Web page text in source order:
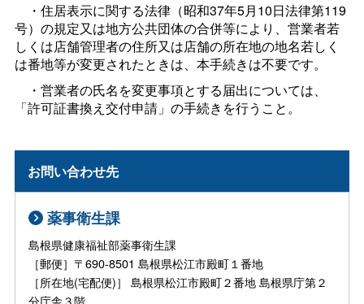
・住居表示に関する法律（昭和37年5月10日法律第119
号）の規定又は地方公共団体の合併等により、営業者若
しくは店舗管理者の住所又は店舗の所在地の地名若しく
は番地等が変更されたときは、本手続きは不要です。
・営業者の氏名を変更事項とする届出については、
「許可証書換え交付申請」の手続きを行うこと。
お問い合わせ先
薬事衛生課
島根県健康福祉部薬事衛生課
［郵便］〒690-8501 島根県松江市殿町１番地
［所在地(宅配便)］ 島根県松江市殿町２番地 島根県庁第２
分庁舎３階